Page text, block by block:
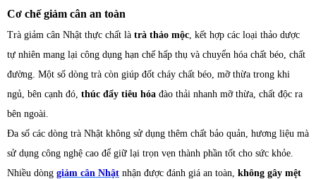
Cơ chế giảm cân an toàn
Trà giảm cân Nhật thực chất là trà thảo mộc, kết hợp các loại thảo dược
tự nhiên mang lại công dụng hạn chế hấp thụ và chuyển hóa chất béo, chất
đường. Một số dòng trà còn giúp đốt cháy chất béo, mỡ thừa trong khi
ngủ, bên cạnh đó, thúc đẩy tiêu hóa đào thải nhanh mỡ thừa, chất độc ra
bên ngoài.
Đa số các dòng trà Nhật không sử dụng thêm chất bảo quản, hương liệu mà
sử dụng công nghệ cao để giữ lại trọn vẹn thành phần tốt cho sức khỏe.
Nhiều dòng giảm cân Nhật nhận được đánh giá an toàn, không gây mệt